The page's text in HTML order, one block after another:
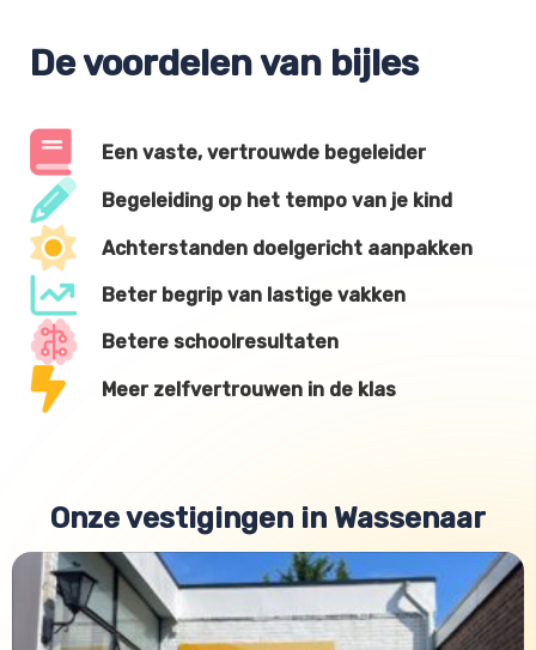
De voordelen van bijles
Een vaste, vertrouwde begeleider
Begeleiding op het tempo van je kind
Achterstanden doelgericht aanpakken
Beter begrip van lastige vakken
Betere schoolresultaten
Meer zelfvertrouwen in de klas
Onze vestigingen in Wassenaar